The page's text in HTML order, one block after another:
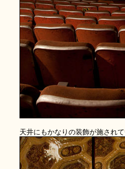
天井にもかなりの装飾が施され